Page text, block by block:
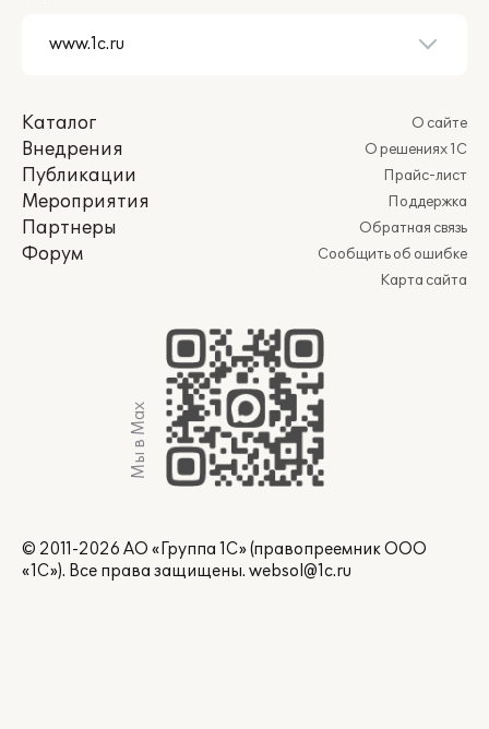
Каталог
Внедрения
Публикации
Мероприятия
Партнеры
Форум
О сайте
О решениях 1С
Прайс-лист
Поддержка
Обратная связь
Сообщить об ошибке
Карта сайта
Мы в Max
© 2011-2026 АО «Группа 1С» (правопреемник ООО
«1С»). Все права защищены. websol@1c.ru